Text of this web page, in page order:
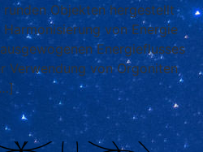
Objekten hergestellt
von Energie
Energieflusses
Verwendung von Orgoniten